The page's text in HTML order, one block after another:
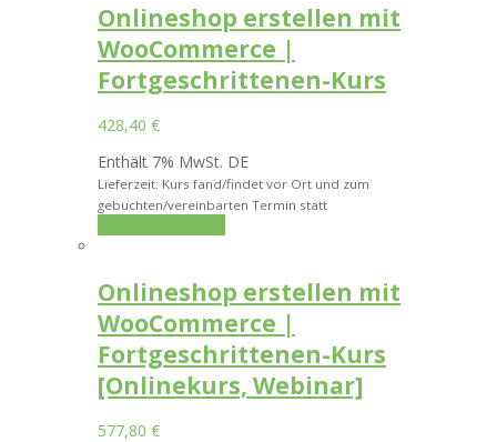
Onlineshop erstellen mit
WooCommerce |
Fortgeschrittenen-Kurs
428,40 €
Enthält 7% MwSt. DE
Lieferzeit: Kurs fand/findet vor Ort und zum
gebuchten/vereinbarten Termin statt
Onlineshop erstellen mit
WooCommerce |
Fortgeschrittenen-Kurs
[Onlinekurs, Webinar]
577,80 €